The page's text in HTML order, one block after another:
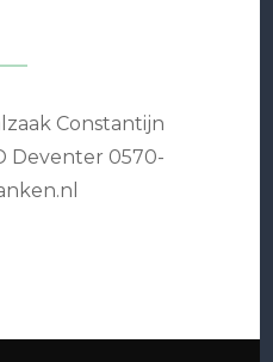
Constantijn
Deventer 0570-